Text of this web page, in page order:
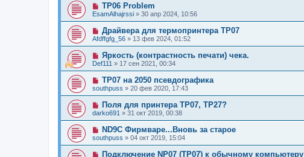
TP06 Problem
EsamAlhajrssi » 30 апр 2024, 10:56
Драйвера для термопринтера TP07
Afdffgfg_56 » 13 фев 2024, 01:52
Яркость (контрастность печати) чека.
Def111 » 17 сен 2021, 00:34
TP07 на 2050 псевдографика
southpuss » 20 фев 2020, 17:43
Поля для принтера TP07, TP27?
darko691 » 31 окт 2019, 00:38
ND9C Фирмваре...Вновь за старое
southpuss » 04 окт 2019, 15:04
Подключение NP07 (TP07) к обычному компьютеру